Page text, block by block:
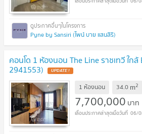
Pyne by Sansiri (ไพน์ บาย แสนสิริ)
คอนโด 1 ห้องนอน The Line ราชเทวี ใกล้
2941553) UPDATE !
1 ห้องนอน 34.0 m2
7,700,000 บาท
06/